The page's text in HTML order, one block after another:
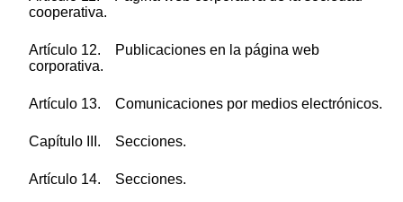
cooperativa.
Artículo 12. Publicaciones en la página web
corporativa.
Artículo 13. Comunicaciones por medios electrónicos.
Capítulo III. Secciones.
Artículo 14. Secciones.